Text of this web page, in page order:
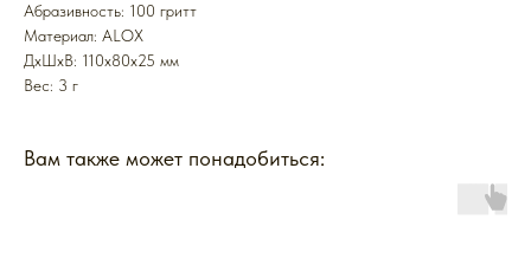
Абразивность: 100 гритт
Mатериал: ALOX
ДxШxВ: 110x80x25 мм
Вес: 3 г
Вам также может понадобиться: